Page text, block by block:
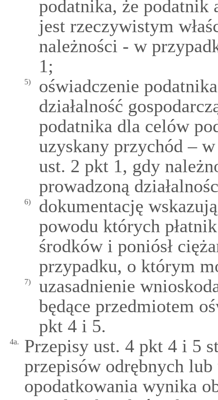
podatnika, że podatnik
jest rzeczywistym
należności - w
1;
5)
oświadczenie
działalność
podatnika dla celów
uzyskany przychód –
ust. 2 pkt 1, gdy
prowadzoną
6)
dokumentację
powodu których
środków i poniósł
przypadku, o którym
7)
uzasadnienie
będące przedmiotem
pkt 4 i 5.
4a.
Przepisy ust. 4 pkt 4 i 5
przepisów odrębnych
opodatkowania wynika